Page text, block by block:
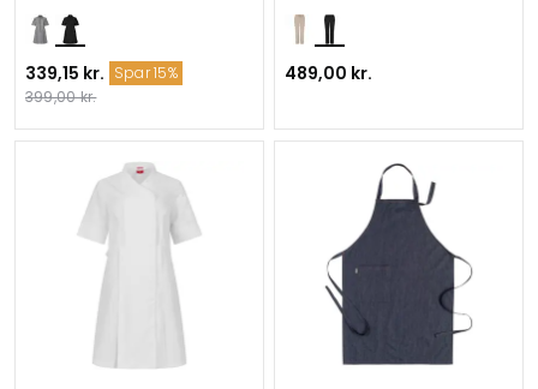
339,15 kr. Spar 15%
399,00 kr.
489,00 kr.